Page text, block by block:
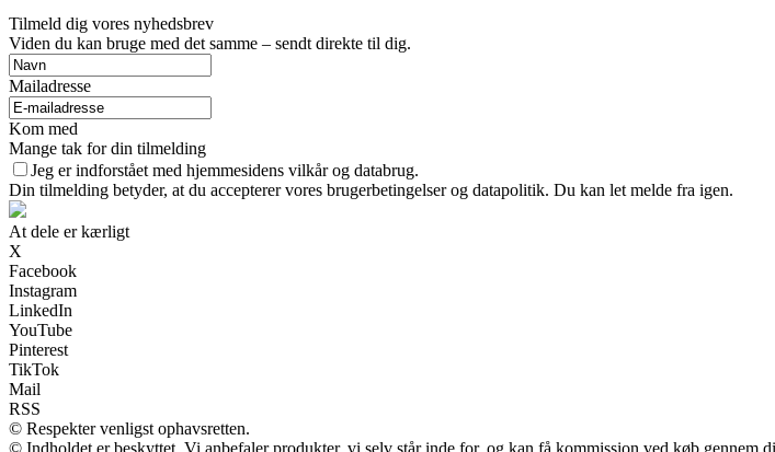
Tilmeld dig vores nyhedsbrev
Viden du kan bruge med det samme – sendt direkte til dig.
Mailadresse
Kom med
Mange tak for din tilmelding
Jeg er indforstået med hjemmesidens vilkår og databrug.
Din tilmelding betyder, at du accepterer vores brugerbetingelser og datapolitik. Du kan let melde fra igen.
At dele er kærligt
X
Facebook
Instagram
LinkedIn
YouTube
Pinterest
TikTok
Mail
RSS
© Respekter venligst ophavsretten.
© Indholdet er beskyttet. Vi anbefaler produkter, vi selv står inde for, og kan få kommission ved køb gennem